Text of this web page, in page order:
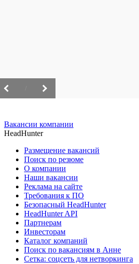
Вакансии компании
HeadHunter
Размещение вакансий
Поиск по резюме
О компании
Наши вакансии
Реклама на сайте
Требования к ПО
Безопасный HeadHunter
HeadHunter API
Партнерам
Инвесторам
Каталог компаний
Поиск по вакансиям в Анне
Сетка: соцсеть для нетворкинга